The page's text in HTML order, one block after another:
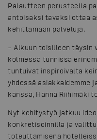
Palautteen perusteella
antoisaksi tavaksi ottaa
kehittämään palveluja.
– Alkuun toisilleen täysin
kolmessa tunnissa
tuntuivat inspiroivalta
yhdessä asiakkaidemme
kanssa, Hanna Riihimäki
Nyt kehitystyö jatkuu
konkretisoinnilla ja
toteuttamisena